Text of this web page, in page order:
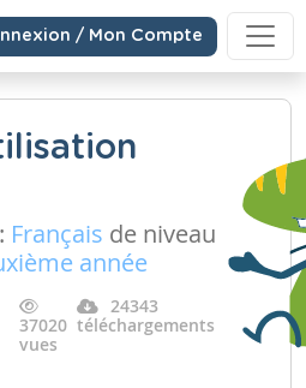
/ Mon Compte
Français de niveau
année
37020
vues
24343
téléchargements